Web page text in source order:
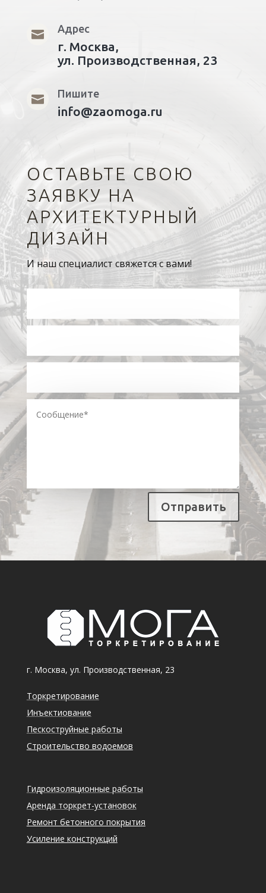
 Адрес
г. Москва,
ул. Производственная, 23
 Пишите
info@zaomoga.ru
ОСТАВЬТЕ СВОЮ
ЗАЯВКУ НА
АРХИТЕКТУРНЫЙ
ДИЗАЙН
И наш специалист свяжется с вами!
Отправить
г. Москва, ул. Производственная, 23
Торкретирование
Инъектиование
Пескоструйные работы
Строительство водоемов
Гидроизоляционные работы
Аренда торкрет-установок
Ремонт бетонного покрытия
Усиление конструкций